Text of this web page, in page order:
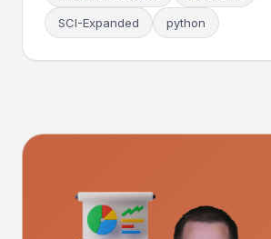
SCI-Expanded python